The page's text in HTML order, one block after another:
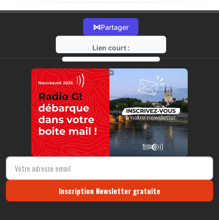
⋈Partager
Lien court :
https://radio-g.fr?13577
⧉
Inscription Newsletter gratuite